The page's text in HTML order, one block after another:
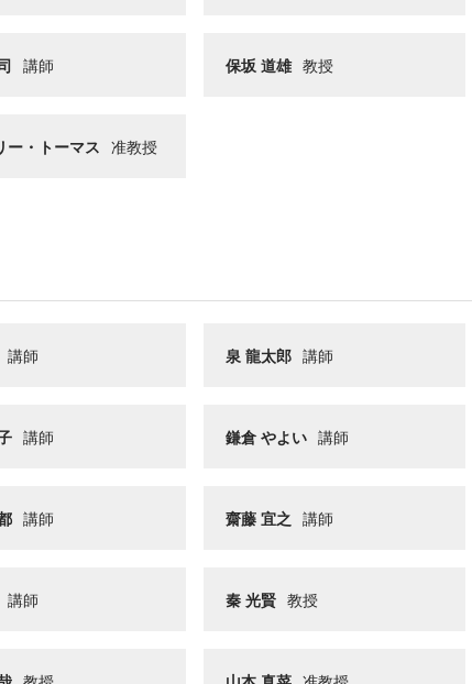
講師 保坂 道雄 教授
ー・トーマス 准教授
講師 泉 龍太郎 講師
講師 鎌倉 やよい 講師
講師 齋藤 宜之 講師
講師 秦 光賢 教授